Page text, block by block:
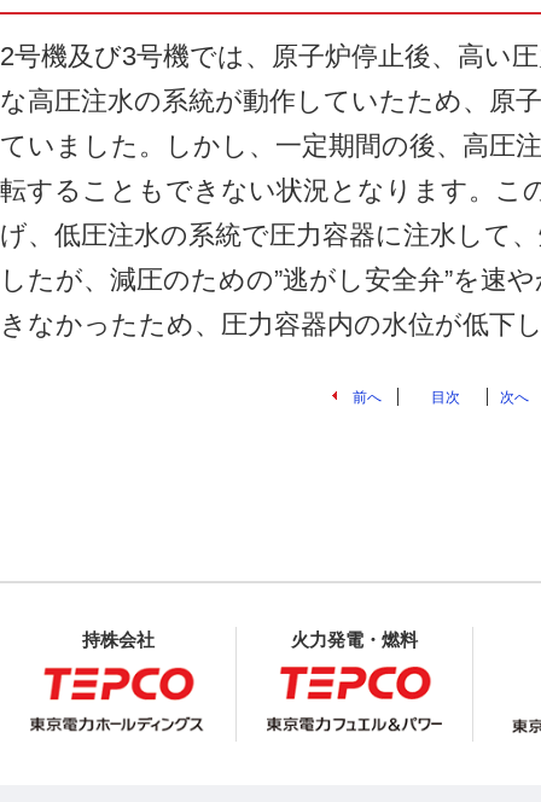
2号機及び3号機では、原子炉停止後、高い
な高圧注水の系統が動作していたため、原
ていました。しかし、一定期間の後、高圧
転することもできない状況となります。こ
げ、低圧注水の系統で圧力容器に注水して
したが、減圧のための”逃がし安全弁”を速
きなかったため、圧力容器内の水位が低下
前へ 目次 次へ
持株会社 火力発電・燃料